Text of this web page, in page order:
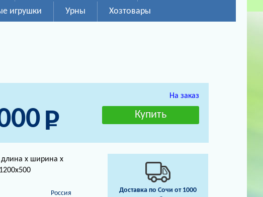
игрушки Урны Хозтовары
На заказ
х ширина х
Россия
Доставка по Сочи от 1000